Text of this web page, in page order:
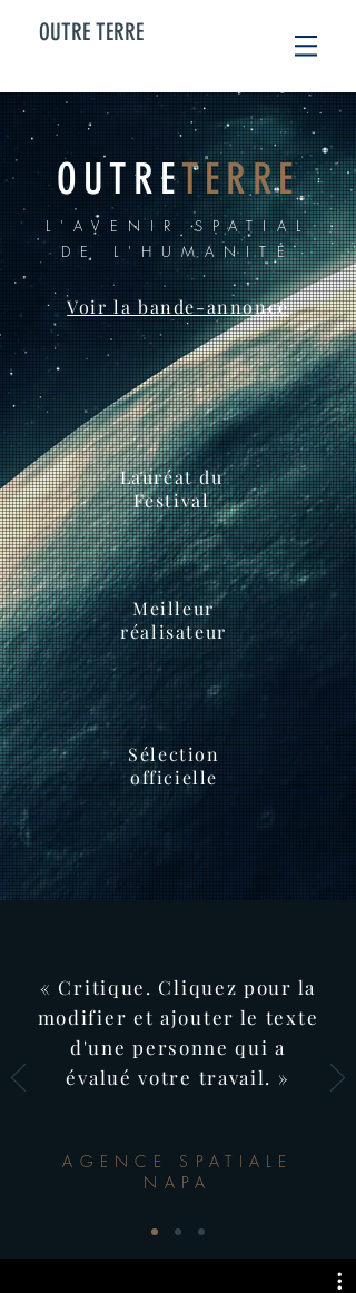
OUTRE TERRE
OUTRETERRE
L'AVENIR SPATIAL
DE L'HUMANITÉ
Voir la bande-annonce
Lauréat du
Festival
Meilleur
réalisateur
Sélection
officielle
« Critique. Cliquez pour la
modifier et ajouter le texte
d'une personne qui a
évalué votre travail. »
AGENCE SPATIALE
NAPA